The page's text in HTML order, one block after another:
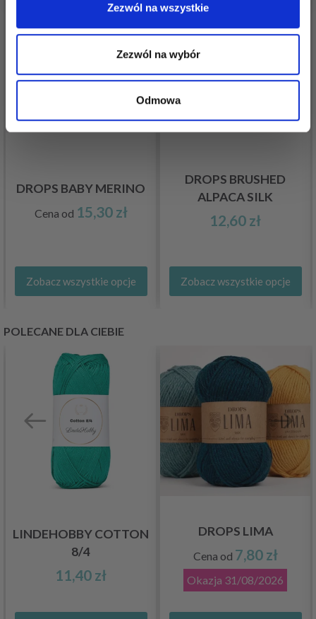
Zezwól na wszystkie
Zezwól na wybór
Odmowa
DROPS BABY MERINO
Cena od 15,30 zł
Zobacz wszystkie opcje
DROPS BRUSHED
ALPACA SILK
12,60 zł
Zobacz wszystkie opcje
POLECANE DLA CIEBIE
LINDEHOBBY COTTON
8/4
11,40 zł
DROPS LIMA
Cena od 7,80 zł
Okazja 31/08/2026